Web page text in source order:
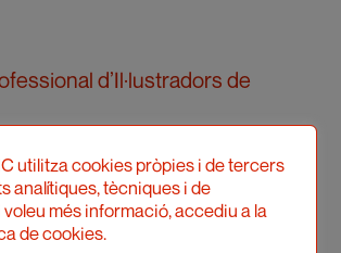
d’Il·lustradors de
96, pral. 2a
utilitza cookies pròpies i de tercers
analítiques, tècniques i de
més informació, accediu a la
de cookies.